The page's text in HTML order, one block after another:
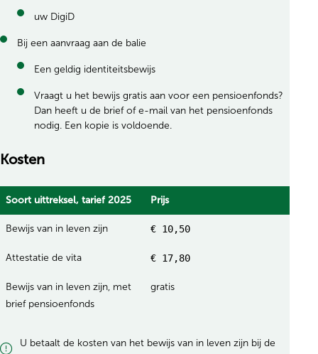
uw DigiD
Bij een aanvraag aan de balie
Een geldig identiteitsbewijs
Vraagt u het bewijs gratis aan voor een pensioenfonds?
Dan heeft u de brief of e-mail van het pensioenfonds
nodig. Een kopie is voldoende.
Kosten
Soort uittreksel, tarief 2025 Prijs
Bewijs van in leven zijn € 10,50
Attestatie de vita € 17,80
Bewijs van in leven zijn, met
brief pensioenfonds
gratis
U betaalt de kosten van het bewijs van in leven zijn bij de